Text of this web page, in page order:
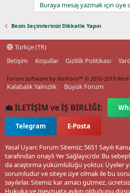
Buraya mesaj yazmak için üye
Besin Seçimlerinizi Dikkatle Yapın
Türkçe (TR)
İletişim
Koşullar Gizlilik Politikası
Forum software by XenForo™ © 2010-2019
Kalabalık Yalnızlık Büyük Forum
💼 İLETİŞİM ve İŞ BİRLİĞİ:
Telegram E-Posta
Yasal Uyarı: Forum Sitemiz; 5651 Sayılı
tarafından onaylı Yer Sağlayıcı'dır. Bu
da araştırma yükümlülüğü yoktur. Üyeler
sorumludur ve siteye üye olmak ile bu
sayılırlar. Sitemiz kar amacı gütmez,
Hukuka ve mevzuata aykırı olduğunu